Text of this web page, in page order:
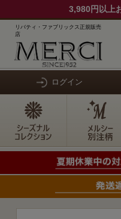
3,980円以上
リバティ・ファブリックス正規販売
店
ログイン